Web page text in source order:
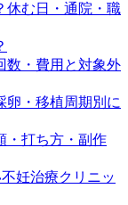
休む日・通院・職
数・費用と対象外
卵・移植周期別に
・打ち方・副作
妊治療クリニッ